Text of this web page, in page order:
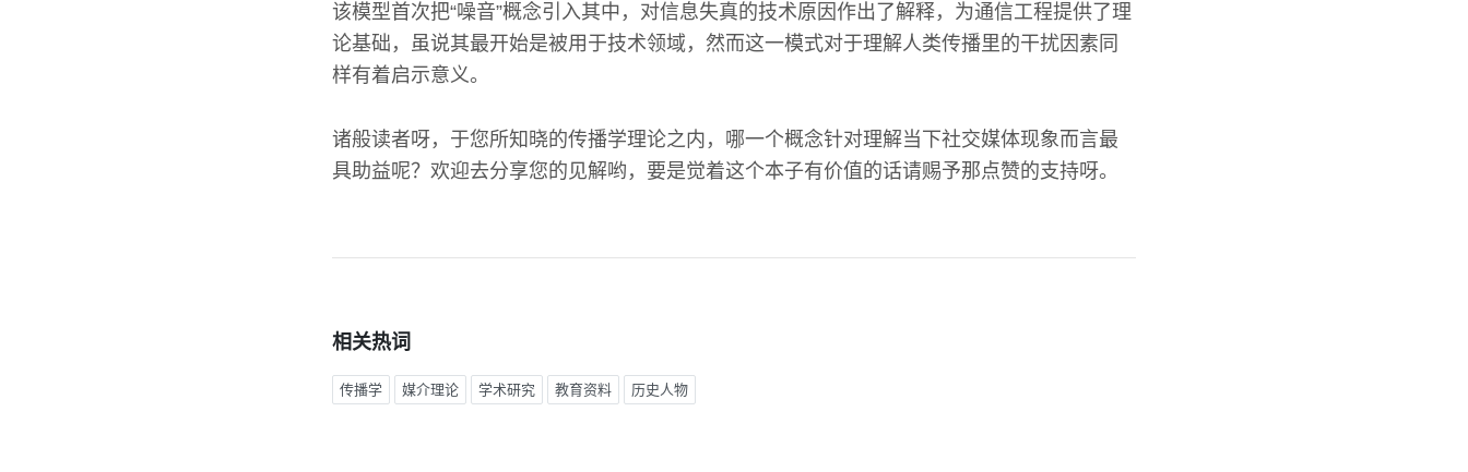
该模型首次把“噪音”概念引入其中，对信息失真的技术原因作出了解释，为通信工程提供了理
论基础，虽说其最开始是被用于技术领域，然而这一模式对于理解人类传播里的干扰因素同
样有着启示意义。
诸般读者呀，于您所知晓的传播学理论之内，哪一个概念针对理解当下社交媒体现象而言最
具助益呢？欢迎去分享您的见解哟，要是觉着这个本子有价值的话请赐予那点赞的支持呀。
相关热词
传播学 媒介理论 学术研究 教育资料 历史人物